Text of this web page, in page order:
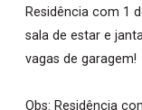
Residência com 1
sala de estar e
vagas de garagem!
Obs: Residência